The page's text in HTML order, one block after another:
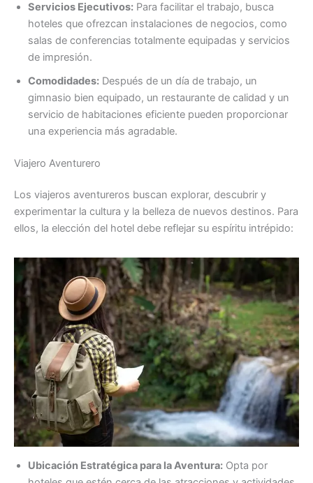
Servicios Ejecutivos: Para facilitar el trabajo, busca
hoteles que ofrezcan instalaciones de negocios, como
salas de conferencias totalmente equipadas y servicios
de impresión.
Comodidades: Después de un día de trabajo, un
gimnasio bien equipado, un restaurante de calidad y un
servicio de habitaciones eficiente pueden proporcionar
una experiencia más agradable.
Viajero Aventurero
Los viajeros aventureros buscan explorar, descubrir y
experimentar la cultura y la belleza de nuevos destinos. Para
ellos, la elección del hotel debe reflejar su espíritu intrépido:
Ubicación Estratégica para la Aventura: Opta por